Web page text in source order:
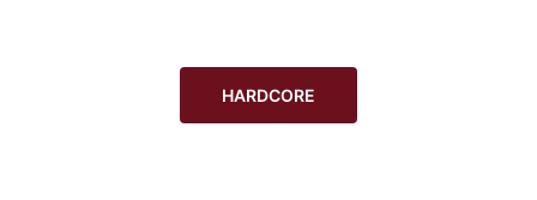
HARDCORE